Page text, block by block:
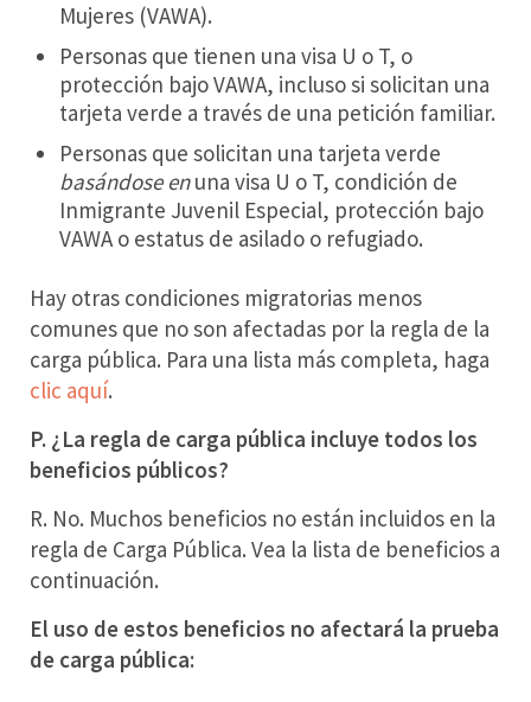
Mujeres (VAWA).
Personas que tienen una visa U o T, o
protección bajo VAWA, incluso si solicitan una
tarjeta verde a través de una petición familiar.
Personas que solicitan una tarjeta verde
basándose enuna visa U o T, condición de
Inmigrante Juvenil Especial, protección bajo
VAWA o estatus de asilado o refugiado.
Hay otras condiciones migratorias menos
comunes que no son afectadas por la regla de la
carga pública. Para una lista más completa, haga
clic aquí.
P. ¿La regla de carga pública incluye todos los
beneficios públicos?
R. No. Muchos beneficios no están incluidos en la
regla de Carga Pública. Vea la lista de beneficios a
continuación.
El uso de estos beneficios no afectará la prueba
de carga pública: